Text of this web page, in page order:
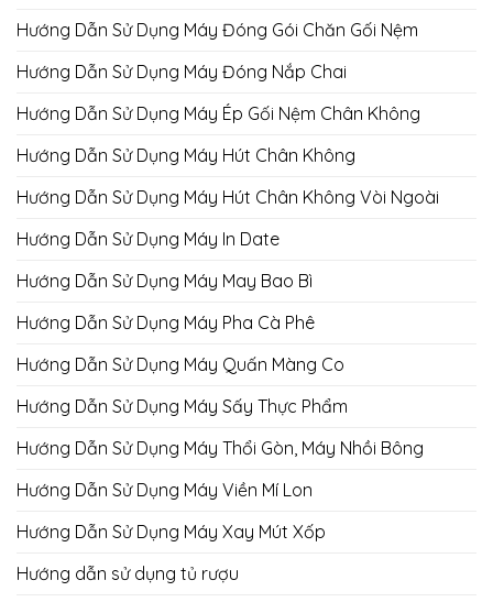
Hướng Dẫn Sử Dụng Máy Đóng Gói Chăn Gối Nệm
Hướng Dẫn Sử Dụng Máy Đóng Nắp Chai
Hướng Dẫn Sử Dụng Máy Ép Gối Nệm Chân Không
Hướng Dẫn Sử Dụng Máy Hút Chân Không
Hướng Dẫn Sử Dụng Máy Hút Chân Không Vòi Ngoài
Hướng Dẫn Sử Dụng Máy In Date
Hướng Dẫn Sử Dụng Máy May Bao Bì
Hướng Dẫn Sử Dụng Máy Pha Cà Phê
Hướng Dẫn Sử Dụng Máy Quấn Màng Co
Hướng Dẫn Sử Dụng Máy Sấy Thực Phẩm
Hướng Dẫn Sử Dụng Máy Thổi Gòn, Máy Nhồi Bông
Hướng Dẫn Sử Dụng Máy Viền Mí Lon
Hướng Dẫn Sử Dụng Máy Xay Mút Xốp
Hướng dẫn sử dụng tủ rượu